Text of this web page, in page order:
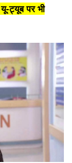
ट्यूब पर भी